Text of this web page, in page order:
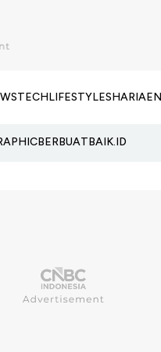
TECHLIFESTYLESHARIA
BERBUATBAIK.ID